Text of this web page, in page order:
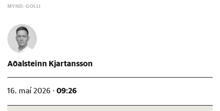
MYND: GOLLI
Aðalsteinn Kjartansson
16. maí 2026 · 09:26